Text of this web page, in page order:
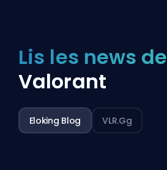
Lis les news de
Valorant
Eloking Blog VLR.gg